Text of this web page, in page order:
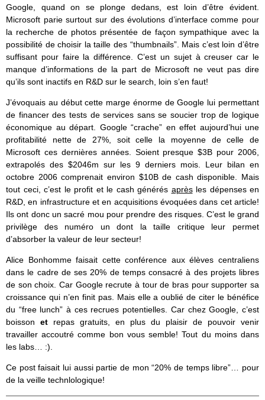
Google, quand on se plonge dedans, est loin d’être évident.
Microsoft parie surtout sur des évolutions d’interface comme pour
la recherche de photos présentée de façon sympathique avec la
possibilité de choisir la taille des “thumbnails”. Mais c’est loin d’être
suffisant pour faire la différence. C’est un sujet à creuser car le
manque d’informations de la part de Microsoft ne veut pas dire
qu’ils sont inactifs en R&D sur le search, loin s’en faut!
J’évoquais au début cette marge énorme de Google lui permettant
de financer des tests de services sans se soucier trop de logique
économique au départ. Google “crache” en effet aujourd’hui une
profitabilité nette de 27%, soit celle la moyenne de celle de
Microsoft ces dernières années. Soient presque $3B pour 2006,
extrapolés des $2046m sur les 9 derniers mois. Leur bilan en
octobre 2006 comprenait environ $10B de cash disponible. Mais
tout ceci, c’est le profit et le cash générés aprèsles dépenses en
R&D, en infrastructure et en acquisitions évoquées dans cet article!
Ils ont donc un sacré mou pour prendre des risques. C’est le grand
privilège des numéro un dont la taille critique leur permet
d’absorber la valeur de leur secteur!
Alice Bonhomme faisait cette conférence aux élèves centraliens
dans le cadre de ses 20% de temps consacré à des projets libres
de son choix. Car Google recrute à tour de bras pour supporter sa
croissance qui n’en finit pas. Mais elle a oublié de citer le bénéfice
du “free lunch” à ces recrues potentielles. Car chez Google, c’est
boisson et repas gratuits, en plus du plaisir de pouvoir venir
travailler accoutré comme bon vous semble! Tout du moins dans
les labs… :).
Ce post faisait lui aussi partie de mon “20% de temps libre”… pour
de la veille technlologique!